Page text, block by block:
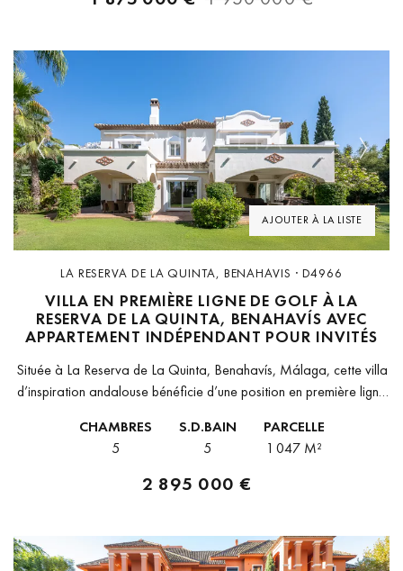
AJOUTER À LA LISTE
Previous Next
LA RESERVA DE LA QUINTA, BENAHAVIS · D4966
VILLA EN PREMIÈRE LIGNE DE GOLF À LA
RESERVA DE LA QUINTA, BENAHAVÍS AVEC
APPARTEMENT INDÉPENDANT POUR INVITÉS
Située à La Reserva de La Quinta, Benahavís, Málaga, cette villa
d’inspiration andalouse bénéficie d’une position en première ligne
L’environnement...
CHAMBRES
5
S.D.BAIN
5
PARCELLE
1 047 M²
2 895 000 €